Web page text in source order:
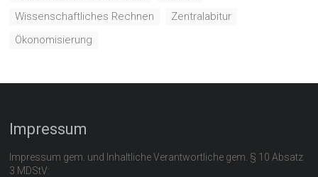
Wissenschaftliches Rechnen
Zentralabitur
Ökonomisierung
Impressum
Impressum gem. und Inhaltliche Verantwortliche gem. § 10 Absatz
3 MDStV: